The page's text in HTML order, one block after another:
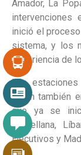
Amador, La
intervenciones
inició el
sistema, y los
experiencia de
Las
están también
que ya se
Castellana,
Ejecutivos y